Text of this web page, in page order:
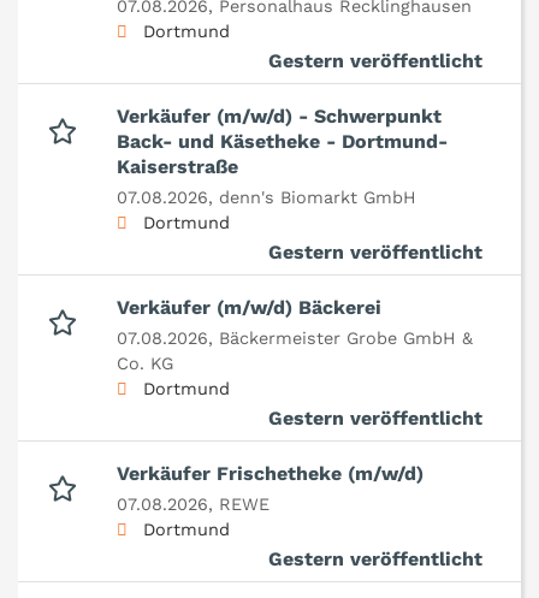
07.08.2026, Personalhaus Recklinghausen
Dortmund
Gestern veröffentlicht
Verkäufer (m/w/d) - Schwerpunkt
Back- und Käsetheke - Dortmund-
Kaiserstraße
07.08.2026, denn's Biomarkt GmbH
Dortmund
Gestern veröffentlicht
Verkäufer (m/w/d) Bäckerei
07.08.2026, Bäckermeister Grobe GmbH &
Co. KG
Dortmund
Gestern veröffentlicht
Verkäufer Frischetheke (m/w/d)
07.08.2026, REWE
Dortmund
Gestern veröffentlicht